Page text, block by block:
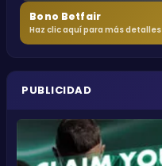
Bono Betfair
Haz clic aquí para más detalles
PUBLICIDAD